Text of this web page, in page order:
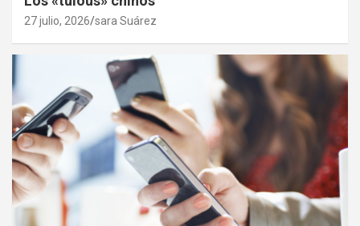
27 julio, 2026 sara Suárez